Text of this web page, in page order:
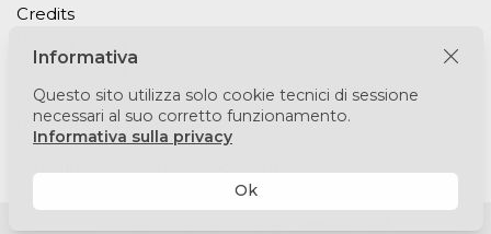
Credits
Cookie Policy
Puntomedia srl
Via Lesmi 6 - 20123 Milano
Informativa
Questo sito utilizza solo cookie tecnici di sessione
necessari al suo corretto funzionamento.
Informativa sulla privacy
Ok